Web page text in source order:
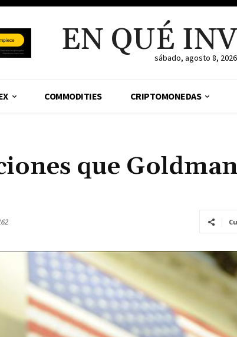
EN QUÉsábado, agosto 8, 2026
COMMODITIES CRIPTOMONEDAS
que